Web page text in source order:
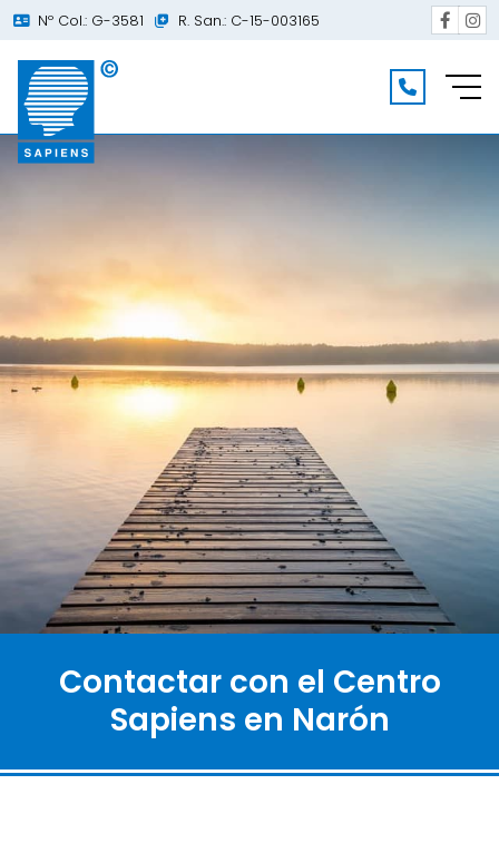
Nº Col.: G-3581 R. San.: C-15-003165
Contactar con el Centro
Sapiens en Narón